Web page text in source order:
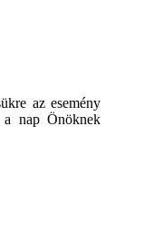
az esemény
a nap Önöknek